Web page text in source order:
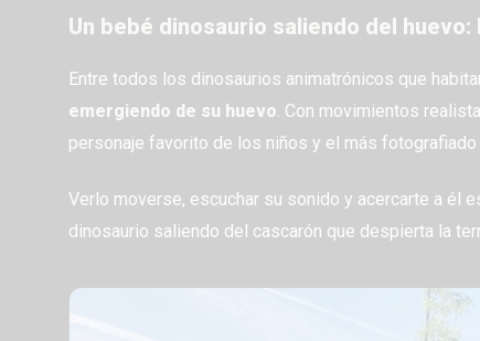
Un bebé dinosaurio saliendo del
Entre todos los dinosaurios animatrónicos que
emergiendo de su huevo. Con movimientos
personaje favorito de los niños y el más fotografiado
Verlo moverse, escuchar su sonido y acercarte a él
dinosaurio saliendo del cascarón que despierta la